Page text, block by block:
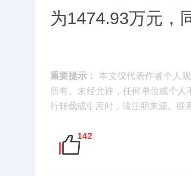
为1474.93万元，
重要提示：
本文仅代表作者个人
所有。未经允许，任何单位或个
行转载或引用时，请注明来源。联
142